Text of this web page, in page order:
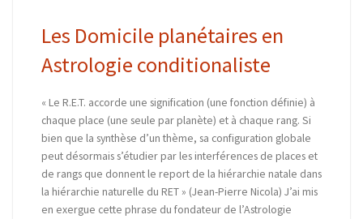
Les Domicile planétaires en
Astrologie conditionaliste
« Le R.E.T. accorde une signification (une fonction définie) à
chaque place (une seule par planète) et à chaque rang. Si
bien que la synthèse d’un thème, sa configuration globale
peut désormais s’étudier par les interférences de places et
de rangs que donnent le report de la hiérarchie natale dans
la hiérarchie naturelle du RET » (Jean-Pierre Nicola) J’ai mis
en exergue cette phrase du fondateur de l’Astrologie